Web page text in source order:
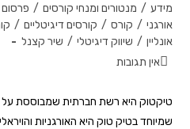
מידע / מנטורים ומנחי קורסים / פרסום
אורגני / קורס / קורסים דיגיטליים /
אונליין / שיווק דיגיטלי / שיר קצנל
אין תגובות
טיקטוק היא רשת חברתית שמבוססת על
שמיוחד בטיק טוק היא האורגניות